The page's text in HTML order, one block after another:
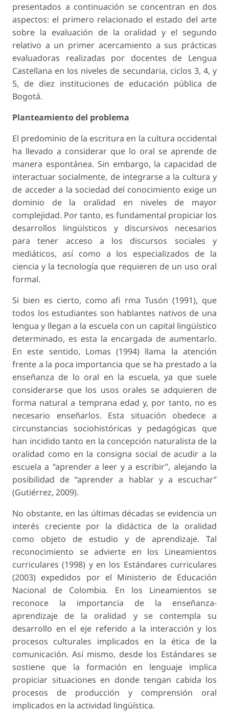
presentados a continuación se concentran en dos
aspectos: el primero relacionado el estado del arte
sobre la evaluación de la oralidad y el segundo
relativo a un primer acercamiento a sus prácticas
evaluadoras realizadas por docentes de Lengua
Castellana en los niveles de secundaria, ciclos 3, 4, y
5, de diez instituciones de educación pública de
Bogotá.
Planteamiento del problema
El predominio de la escritura en la cultura occidental
ha llevado a considerar que lo oral se aprende de
manera espontánea. Sin embargo, la capacidad de
interactuar socialmente, de integrarse a la cultura y
de acceder a la sociedad del conocimiento exige un
dominio de la oralidad en niveles de mayor
complejidad. Por tanto, es fundamental propiciar los
desarrollos lingüísticos y discursivos necesarios
para tener acceso a los discursos sociales y
mediáticos, así como a los especializados de la
ciencia y la tecnología que requieren de un uso oral
formal.
Si bien es cierto, como afi rma Tusón (1991), que
todos los estudiantes son hablantes nativos de una
lengua y llegan a la escuela con un capital lingüístico
determinado, es esta la encargada de aumentarlo.
En este sentido, Lomas (1994) llama la atención
frente a la poca importancia que se ha prestado a la
enseñanza de lo oral en la escuela, ya que suele
considerarse que los usos orales se adquieren de
forma natural a temprana edad y, por tanto, no es
necesario enseñarlos. Esta situación obedece a
circunstancias sociohistóricas y pedagógicas que
han incidido tanto en la concepción naturalista de la
oralidad como en la consigna social de acudir a la
escuela a “aprender a leer y a escribir”, alejando la
posibilidad de “aprender a hablar y a escuchar”
(Gutiérrez, 2009).
No obstante, en las últimas décadas se evidencia un
interés creciente por la didáctica de la oralidad
como objeto de estudio y de aprendizaje. Tal
reconocimiento se advierte en los Lineamientos
curriculares (1998) y en los Estándares curriculares
(2003) expedidos por el Ministerio de Educación
Nacional de Colombia. En los Lineamientos se
reconoce la importancia de la enseñanza-
aprendizaje de la oralidad y se contempla su
desarrollo en el eje referido a la interacción y los
procesos culturales implicados en la ética de la
comunicación. Así mismo, desde los Estándares se
sostiene que la formación en lenguaje implica
propiciar situaciones en donde tengan cabida los
procesos de producción y comprensión oral
implicados en la actividad lingüística.